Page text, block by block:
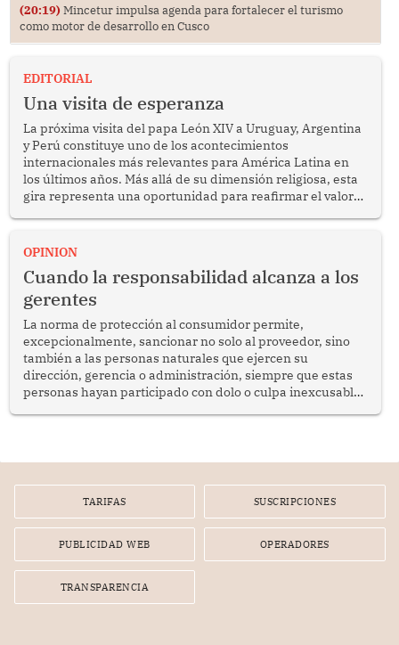
(20:19) Mincetur impulsa agenda para fortalecer el turismo
como motor de desarrollo en Cusco
EDITORIAL
Una visita de esperanza
La próxima visita del papa León XIV a Uruguay, Argentina
y Perú constituye uno de los acontecimientos
internacionales más relevantes para América Latina en
los últimos años. Más allá de su dimensión religiosa, esta
gira representa una oportunidad para reafirmar el valor
enfrenta desafíos en materia de desarrollo, cohesión
OPINION
Cuando la responsabilidad alcanza a los
gerentes
La norma de protección al consumidor permite,
excepcionalmente, sancionar no solo al proveedor, sino
también a las personas naturales que ejercen su
dirección, gerencia o administración, siempre que estas
personas hayan participado con dolo o culpa inexcusable
por la frustrada realización de un meet and greet con
TARIFAS SUSCRIPCIONES
PUBLICIDAD WEB OPERADORES
TRANSPARENCIA